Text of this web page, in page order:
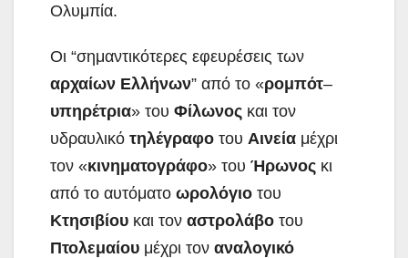
Ολυμπία.
Οι “σημαντικότερες εφευρέσεις των
αρχαίων Ελλήνων” από το «ρομπότ–
υπηρέτρια» του Φίλωνος και τον
υδραυλικό τηλέγραφο του Αινεία μέχρι
τον «κινηματογράφο» του Ήρωνος κι
από το αυτόματο ωρολόγιο του
Κτησιβίου και τον αστρολάβο του
Πτολεμαίου μέχρι τον αναλογικό